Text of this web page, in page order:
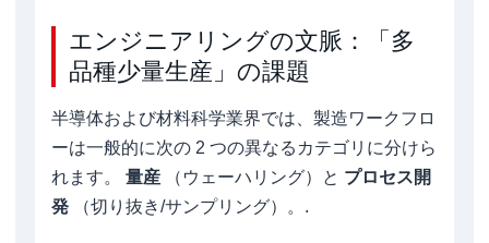
エンジニアリングの文脈：「多
品種少量生産」の課題
半導体および材料科学業界では、製造ワークフロ
ーは一般的に次の 2 つの異なるカテゴリに分けら
れます。 量産 （ウェーハリング）と プロセス開
発 （切り抜き/サンプリング）。.